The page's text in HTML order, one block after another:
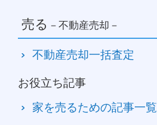
売る －不動産売却－
不動産売却一括査定
お役立ち記事
家を売るための記事一覧